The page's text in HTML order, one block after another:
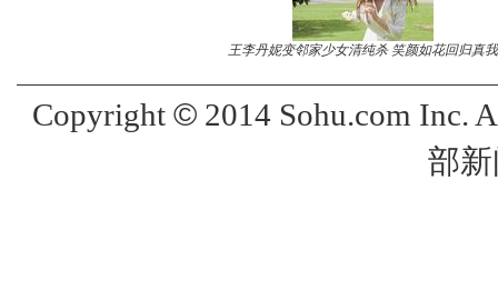
王李丹妮变邻家少女清纯杀 笑颜如花回归真我
Copyright ©2014 Sohu.com Inc.
部